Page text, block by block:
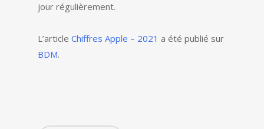
jour régulièrement.
L’article Chiffres Apple – 2021 a été publié sur
BDM.